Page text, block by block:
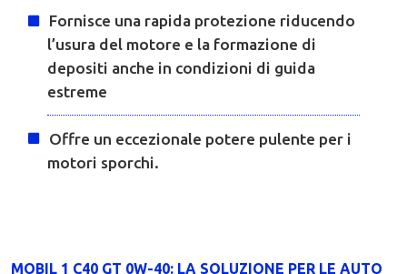
Fornisce una rapida protezione riducendo
l’usura del motore e la formazione di
depositi anche in condizioni di guida
estreme
Offre un eccezionale potere pulente per i
motori sporchi.
MOBIL 1 C40 GT 0W-40: LA SOLUZIONE PER LE AUTO